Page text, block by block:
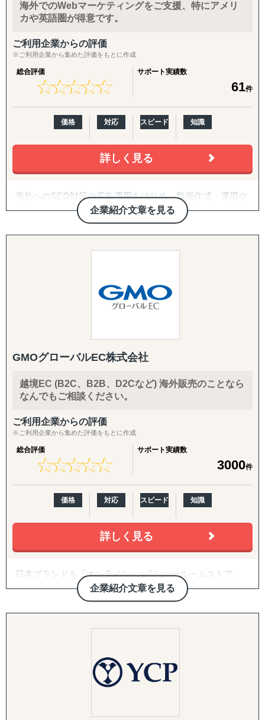
◆以下は個別施策として各専門家チームが対応します。
目的：海外現地を理解し、事業の成功可能性を高める
↳ 市場概況・規制調査
↳ 競合調査
↳ 企業信用調査
『集客活動チーム』
目的：海外現地で“売れる”ためのマーケティング活動を確
↳ SNS運用
↳ 広告運用（Google／Meta など）
↳ インフルエンサー施策
『体制構築チーム』
↳ 会社設立（登記・銀行口座）
↳ ビザ申請サポート
↳ 店舗開業パッケージ（許認可・内装・採用・集客）
↳ 人材採用支援（現地スタッフ採用）
------------------------------------
立案と米国現地での実行を、同じチームでシームレスにつ
なぐ体制を強みとしています。
援。食品・日用品・キッチン用品・伝統工芸品・スポーツ
用品・機械部品・化粧品など、対応業界は10以上にわたり
ます。「英語ができない」「輸出経験がない」中小企業の
最初の一歩から、本格的な売上拡大までを、日本語で安心
【こんなお悩みをお持ちの企業さまへ】
・海外展開に興味はあるが、「どの国に・何を・どうやっ
て」売るかの方向性が定まっていない
・現地に売り込む営業リソース・ノウハウが社内にない
・自社に合うパートナー・代理店をどう探せばよいかわか
・Amazon USや越境ECに出したいが、出品・運用のノウ
グロスペリティの特長は、**市場調査・戦略策定から、EC
らず、現地ネットワークを活用して「実際に売れる状態」
1. 海外営業代行（B2B）
ローチ、商談同席・クロージング、取引仲介スキームによ
る商流構築、継続的な取引先フォローまでを代行します。
「商談化」「販路開拓」という成果に直結する実行支援で
海外展開の成否を分けるのは「正しいパートナーとの掛け
合わせ」です。開拓戦略の策定、ターゲットリストの優先
度付け、アプローチ代行、契約・スキーム構築、そして開
拓後の現地事業開発（定例会・プロジェクト管理・ロード
マップ策定・交渉代行・ローカライズ支援）までを伴走し
3. 越境EC支援（B2C）
4. 規制対応（FDA）・国際物流
海外でのWebマーケティングをご支援、特にアメリ
カや英語圏が得意です。
ご利用企業からの評価
※ご利用企業から集めた評価をもとに作成
総合評価
★★★★★
★★★★★
サポート実績数
61件
価格 対応 スピード 知識
詳しく見る
企業紹介文章を見る
海外へのSEO対策や広告運用をはじめ、動画作成・運用や
HP作成など、Webマーケティングのサービス全般を行う支
高度なプランニングとスピード感のある施策実施で、クラ
イアントの課題解決と事業成長にコミットします。
ンシップや人材採用を強化しているため、特に日本国内と
アメリカでのWebマーケティングを得意としています。
GMOグローバルEC株式会社
越境EC (B2C、B2B、D2Cなど) 海外販売のことなら
なんでもご相談ください。
ご利用企業からの評価
※ご利用企業から集めた評価をもとに作成
総合評価
★★★★★
★★★★★
サポート実績数
3000件
価格 対応 スピード 知識
詳しく見る
企業紹介文章を見る
日本ブランドを「オンライン」x「ショールームストア」
で世界に販売できる越境ECモール 『Japan Finds』 の運
営、オンラインでの出店・販売とあわせて、海外の実店舗
に商品を展示し、QRコードで購入できる「ショールーム
ストア販売」を実現して日本の事業者の海外進出、販路拡
Magento（マジェント）、WooCommerce（ウーコマー
ス）を利用した海外・国内向けECサイト構築、海外ECモ